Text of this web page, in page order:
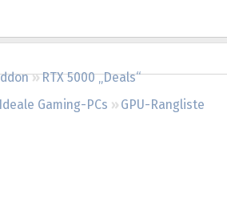
RTX 5000 „Deals“
Ideale Gaming-PCs
GPU-Rangliste